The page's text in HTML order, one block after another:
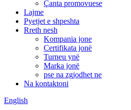
Çanta promovuese
Lajme
Pyetjet e shpeshta
Rreth nesh
Kompania jone
Certifikata jonë
Turneu ynë
Marka jonë
pse na zgjodhet ne
Na kontaktoni
English